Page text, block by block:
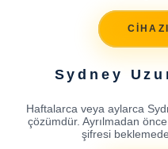
Sydney
Haftalarca veya aylarca
çözümdür. Ayrılmadan
şifresi